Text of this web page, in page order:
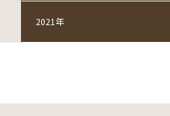
2021年